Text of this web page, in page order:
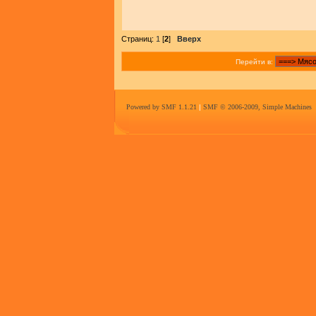
Страниц: 1 [2] Вверх
Перейти в:
Powered by SMF 1.1.21 | SMF © 2006-2009, Simple Machines